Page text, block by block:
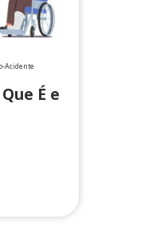
Acidente
É e